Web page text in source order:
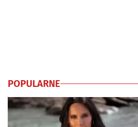
POPULARNE